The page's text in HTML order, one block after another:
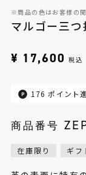
※商品の色はお客様の
マルゴー三
¥ 17,600 税込
176 ポイント
商品番号
在庫限り ギフ